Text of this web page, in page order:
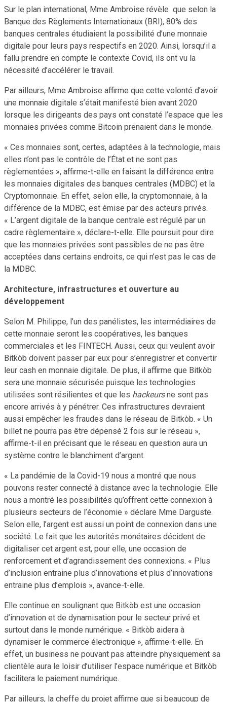
Sur le plan international, Mme Ambroise révèle que selon la
Banque des Règlements Internationaux (BRI), 80% des
banques centrales étudiaient la possibilité d’une monnaie
digitale pour leurs pays respectifs en 2020. Ainsi, lorsqu’il a
fallu prendre en compte le contexte Covid, ils ont vu la
nécessité d’accélérer le travail.
Par ailleurs, Mme Ambroise affirme que cette volonté d’avoir
une monnaie digitale s’était manifesté bien avant 2020
lorsque les dirigeants des pays ont constaté l’espace que les
monnaies privées comme Bitcoin prenaient dans le monde.
« Ces monnaies sont, certes, adaptées à la technologie, mais
elles n’ont pas le contrôle de l’État et ne sont pas
règlementées », affirme-t-elle en faisant la différence entre
les monnaies digitales des banques centrales (MDBC) et la
Cryptomonnaie. En effet, selon elle, la cryptomonnaie, à la
différence de la MDBC, est émise par des acteurs privés.
« L’argent digitale de la banque centrale est régulé par un
cadre règlementaire », déclare-t-elle. Elle poursuit pour dire
que les monnaies privées sont passibles de ne pas être
acceptées dans certains endroits, ce qui n’est pas le cas de
la MDBC.
Architecture, infrastructures et ouverture au
développement
Selon M. Philippe, l’un des panélistes, les intermédiaires de
cette monnaie seront les coopératives, les banques
commerciales et les FINTECH. Aussi, ceux qui veulent avoir
Bitkòb doivent passer par eux pour s’enregistrer et convertir
leur cash en monnaie digitale. De plus, il affirme que Bitkòb
sera une monnaie sécurisée puisque les technologies
utilisées sont résilientes et que les hackeursne sont pas
encore arrivés à y pénétrer. Ces infrastructures devraient
aussi empêcher les fraudes dans le réseau de Bitkòb. « Un
billet ne pourra pas être dépensé 2 fois sur le réseau »,
affirme-t-il en précisant que le réseau en question aura un
système contre le blanchiment d’argent.
« La pandémie de la Covid-19 nous a montré que nous
pouvons rester connecté à distance avec la technologie. Elle
nous a montré les possibilités qu’offrent cette connexion à
plusieurs secteurs de l’économie » déclare Mme Darguste.
Selon elle, l’argent est aussi un point de connexion dans une
société. Le fait que les autorités monétaires décident de
digitaliser cet argent est, pour elle, une occasion de
renforcement et d’agrandissement des connexions. « Plus
d’inclusion entraine plus d’innovations et plus d’innovations
entraine plus d’emplois », avance-t-elle.
Elle continue en soulignant que Bitkòb est une occasion
d’innovation et de dynamisation pour le secteur privé et
surtout dans le monde numérique. « Bitkòb aidera à
dynamiser le commerce électronique », affirme-t-elle. En
effet, un business ne pouvant pas atteindre physiquement sa
clientèle aura le loisir d’utiliser l’espace numérique et Bitkòb
facilitera le paiement numérique.
Par ailleurs, la cheffe du projet affirme que si beaucoup de